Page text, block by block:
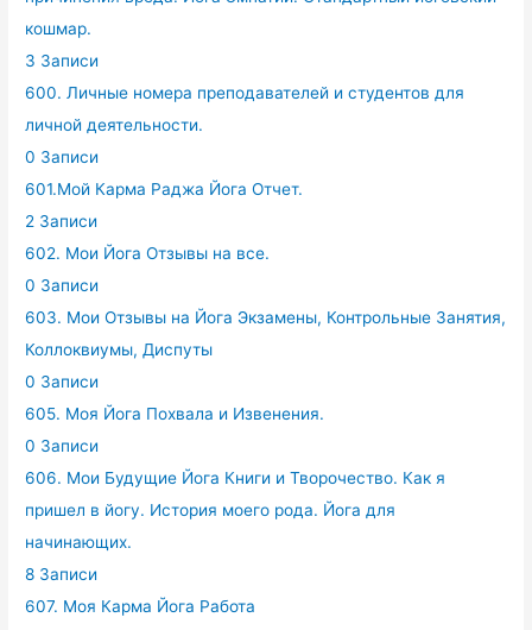
кошмар.
3 Записи
600. Личные номера преподавателей и студентов для
личной деятельности.
0 Записи
601.Мой Карма Раджа Йога Отчет.
2 Записи
602. Мои Йога Отзывы на все.
0 Записи
603. Мои Отзывы на Йога Экзамены, Контрольные Занятия,
Коллоквиумы, Диспуты
0 Записи
605. Моя Йога Похвала и Извенения.
0 Записи
606. Мои Будущие Йога Книги и Творочество. Как я
пришел в йогу. История моего рода. Йога для
начинающих.
8 Записи
607. Моя Карма Йога Работа